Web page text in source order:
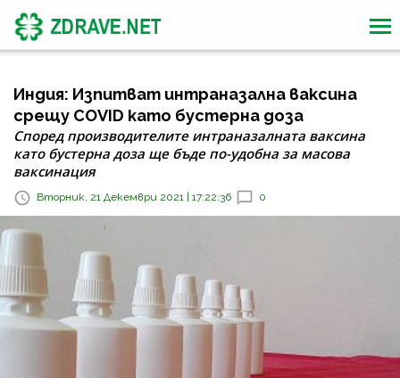
Индия: Изпитват интраназална ваксина
срещу COVID като бустерна доза
Според производителите интраназалната ваксина
като бустерна доза ще бъде по-удобна за масова
ваксинация
Вторник, 21 Декември 2021 | 17:22:36 0